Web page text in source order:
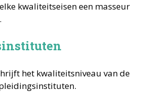
kwaliteitseisen een masseur
het kwaliteitsniveau van de